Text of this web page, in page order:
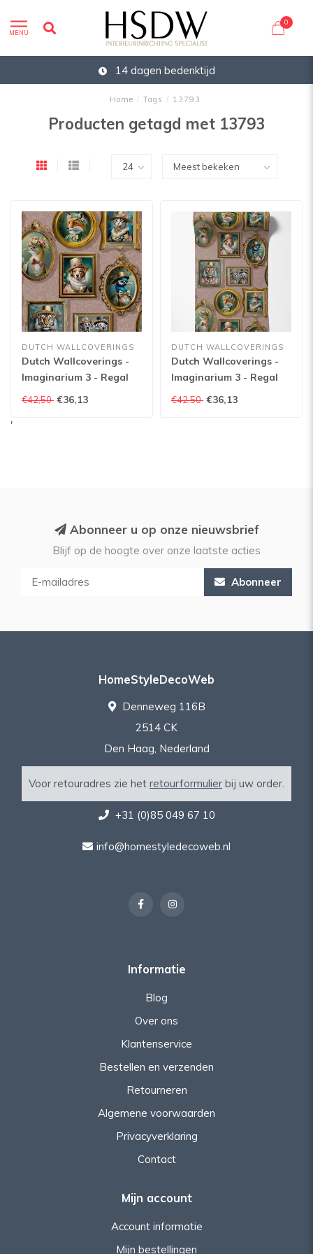
MENU
0
14 dagen bedenktijd
Home / Tags / 13793
Producten getagd met 13793
DUTCH WALLCOVERINGS
Dutch Wallcoverings -
Imaginarium 3 - Regal
Beasts Pink - Pink -
€42,50 €36,13
DUTCH WALLCOVERINGS
Dutch Wallcoverings -
Imaginarium 3 - Regal
Beasts Pink - 13793
€42,50 €36,13
'
Abonneer u op onze nieuwsbrief
Blijf op de hoogte over onze laatste acties
Abonneer
HomeStyleDecoWeb
Denneweg 116B
2514 CK
Den Haag, Nederland
Voor retouradres zie het retourformulier bij uw order.
+31 (0)85 049 67 10
info@homestyledecoweb.nl
Informatie
Blog
Over ons
Klantenservice
Bestellen en verzenden
Retourneren
Algemene voorwaarden
Privacyverklaring
Contact
Mijn account
Account informatie
Mijn bestellingen